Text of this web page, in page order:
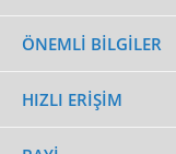
ÖNEMLI BILGILER
HIZLI ERIŞIM